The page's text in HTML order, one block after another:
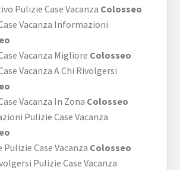
Pulizie Case Vacanza Colosseo
Vacanza Informazioni
Vacanza Migliore Colosseo
Vacanza A Chi Rivolgersi
Vacanza In Zona Colosseo
Pulizie Case Vacanza
Case Vacanza Colosseo
Pulizie Case Vacanza